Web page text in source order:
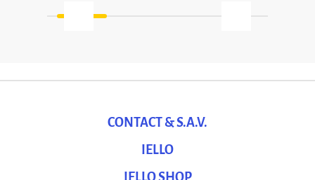
CONTACT & S.A.V.
IELLO
IELLO SHOP